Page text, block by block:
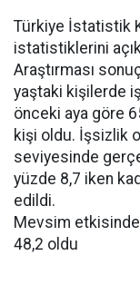
Türkiye İstatistik
istatistiklerini
Araştırması
yaştaki kişilerde
önceki aya göre
kişi oldu. İşsizlik
seviyesinde
yüzde 8,7 iken
edildi.
Mevsim
48,2 oldu